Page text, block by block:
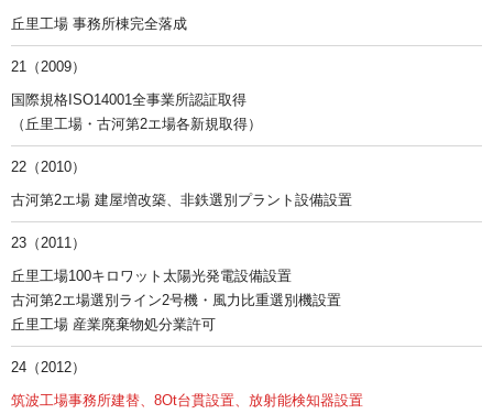
丘里工場 事務所棟完全落成
21（2009）
国際規格ISO14001全事業所認証取得
（丘里工場・古河第2エ場各新規取得）
22（2010）
古河第2エ場 建屋増改築、非鉄選別プラント設備設置
23（2011）
丘里工場100キロワット太陽光発電設備設置
古河第2エ場選別ライン2号機・風力比重選別機設置
丘里工場 産業廃棄物処分業許可
24（2012）
筑波工場事務所建替、8Ot台貫設置、放射能検知器設置